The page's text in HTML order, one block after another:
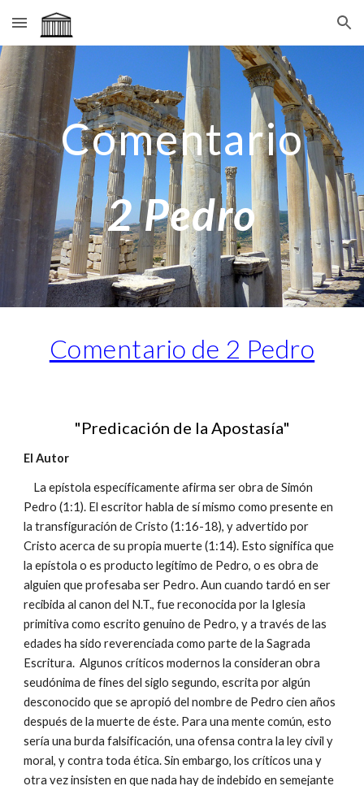
Skip to main content Skip to navigation
Comentario
2 Pedro
Comentario de 2 Pedro
"Predicación de la Apostasía"
El Autor
La epístola específicamente afirma ser obra de Simón
Pedro (1:1). El escritor habla de sí mismo como presente en
la transfiguración de Cristo (1:16-18), y advertido por
Cristo acerca de su propia muerte (1:14). Esto significa que
la epístola o es producto legítimo de Pedro, o es obra de
alguien que profesaba ser Pedro. Aun cuando tardó en ser
recibida al canon del N.T., fue reconocida por la Iglesia
primitiva como escrito genuino de Pedro, y a través de las
edades ha sido reverenciada como parte de la Sagrada
Escritura. Algunos críticos modernos la consideran obra
seudónima de fines del siglo segundo, escrita por algún
desconocido que se apropió del nombre de Pedro cien años
después de la muerte de éste. Para una mente común, esto
sería una burda falsificación, una ofensa contra la ley civil y
moral, y contra toda ética. Sin embargo, los críticos una y
otra vez insisten en que nada hay de indebido en semejante